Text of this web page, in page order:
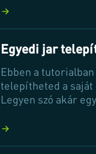
játékélményt, és
Egyedi jar
Ebben a
telepítheted a
Legyen szó akár
a legjobbat